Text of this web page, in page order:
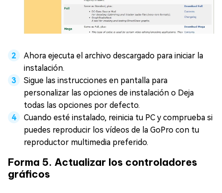
Ahora ejecuta el archivo descargado para iniciar la
instalación.
Sigue las instrucciones en pantalla para
personalizar las opciones de instalación o Deja
todas las opciones por defecto.
Cuando esté instalado, reinicia tu PC y comprueba si
puedes reproducir los vídeos de la GoPro con tu
reproductor multimedia preferido.
Forma 5. Actualizar los controladores
gráficos